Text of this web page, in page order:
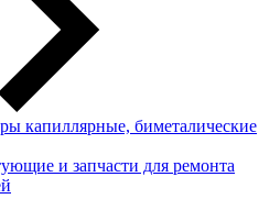
капиллярные, биметалические
и запчасти для ремонта